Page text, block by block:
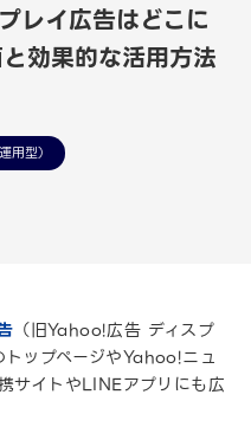
レイ広告はどこに
効果的な活用方法
用型）
（旧Yahoo!広告 ディスプ
ップページやYahoo!ニュ
サイトやLINEアプリにも広